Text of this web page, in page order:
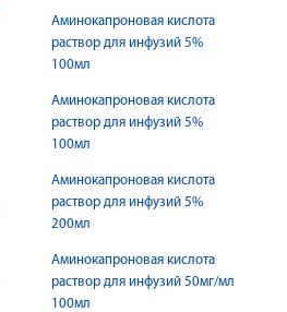
Аминокапроновая кислота
раствор для инфузий 5%
100мл
Аминокапроновая кислота
раствор для инфузий 5%
100мл
Аминокапроновая кислота
раствор для инфузий 5%
200мл
Аминокапроновая кислота
раствор для инфузий 50мг/мл
100мл